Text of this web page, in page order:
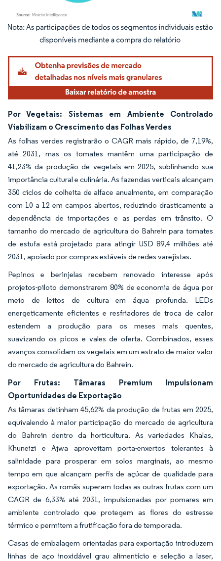
Imagem © Mordor Intelligence. O reuso requer atribuição conforme CC BY 4.0.
Por Vegetais: Sistemas em Ambiente Controlado
Viabilizam o Crescimento das Folhas Verdes
As folhas verdes registrarão o CAGR mais rápido, de 7,19%,
até 2031, mas os tomates mantêm uma participação de
41,23% da produção de vegetais em 2025, sublinhando sua
importância cultural e culinária. As fazendas verticais alcançam
350 ciclos de colheita de alface anualmente, em comparação
com 10 a 12 em campos abertos, reduzindo drasticamente a
dependência de importações e as perdas em trânsito. O
tamanho do mercado de agricultura do Bahrein para tomates
de estufa está projetado para atingir USD 89,4 milhões até
2031, apoiado por compras estáveis de redes varejistas.
Pepinos e berinjelas recebem renovado interesse após
projetos-piloto demonstrarem 80% de economia de água por
meio de leitos de cultura em água profunda. LEDs
energeticamente eficientes e resfriadores de troca de calor
estendem a produção para os meses mais quentes,
suavizando os picos e vales de oferta. Combinados, esses
avanços consolidam os vegetais em um estrato de maior valor
do mercado de agricultura do Bahrein.
Por Frutas: Tâmaras Premium Impulsionam
Oportunidades de Exportação
As tâmaras detinham 45,62% da produção de frutas em 2025,
equivalendo à maior participação do mercado de agricultura
do Bahrein dentro da horticultura. As variedades Khalas,
Khuneizi e Ajwa aproveitam porta-enxertos tolerantes à
salinidade para prosperar em solos marginais, ao mesmo
tempo em que alcançam perfis de açúcar de qualidade para
exportação. As romãs superam todas as outras frutas com um
CAGR de 6,33% até 2031, impulsionadas por pomares em
ambiente controlado que protegem as flores do estresse
térmico e permitem a frutificação fora de temporada.
Casas de embalagem orientadas para exportação introduzem
linhas de aço inoxidável grau alimentício e seleção a laser,